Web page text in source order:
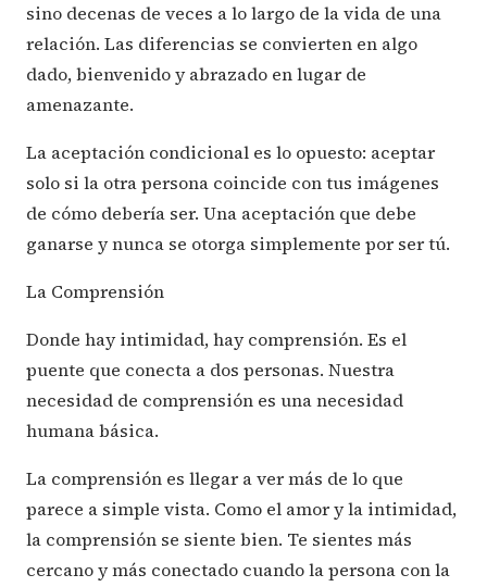
sino decenas de veces a lo largo de la vida de una
relación. Las diferencias se convierten en algo
dado, bienvenido y abrazado en lugar de
amenazante.
La aceptación condicional es lo opuesto: aceptar
solo si la otra persona coincide con tus imágenes
de cómo debería ser. Una aceptación que debe
ganarse y nunca se otorga simplemente por ser tú.
La Comprensión
Donde hay intimidad, hay comprensión. Es el
puente que conecta a dos personas. Nuestra
necesidad de comprensión es una necesidad
humana básica.
La comprensión es llegar a ver más de lo que
parece a simple vista. Como el amor y la intimidad,
la comprensión se siente bien. Te sientes más
cercano y más conectado cuando la persona con la